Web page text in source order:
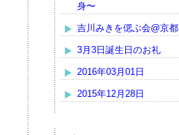
身〜
吉川みきを偲ぶ会@京都
3月3日誕生日のお礼
2016年03月01日
2015年12月28日